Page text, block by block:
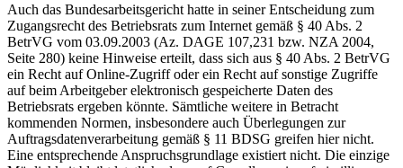
Auch das Bundesarbeitsgericht hatte in seiner Entscheidung zum
Zugangsrecht des Betriebsrats zum Internet gemäß § 40 Abs. 2
BetrVG vom 03.09.2003 (Az. DAGE 107,231 bzw. NZA 2004,
Seite 280) keine Hinweise erteilt, dass sich aus § 40 Abs. 2 BetrVG
ein Recht auf Online-Zugriff oder ein Recht auf sonstige Zugriffe
auf beim Arbeitgeber elektronisch gespeicherte Daten des
Betriebsrats ergeben könnte. Sämtliche weitere in Betracht
kommenden Normen, insbesondere auch Überlegungen zur
Auftragsdatenverarbeitung gemäß § 11 BDSG greifen hier nicht.
Eine entsprechende Anspruchsgrundlage existiert nicht. Die einzige